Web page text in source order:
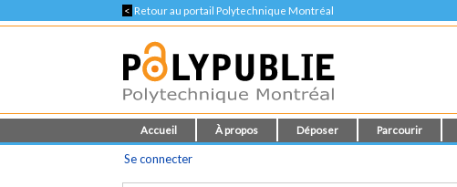
< Retour au portail Polytechnique Montréal
Accueil À propos Déposer Parcourir
Se connecter